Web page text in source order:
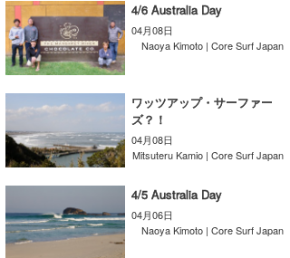
4/6 Australia Day
04月08日
Naoya Kimoto | Core Surf Japan
ワッツアップ・サーファー
ズ？！
04月08日
Mitsuteru Kamio | Core Surf Japan
4/5 Australia Day
04月06日
Naoya Kimoto | Core Surf Japan
大阪
四国
沖縄
サーファーズ
ライター/寄稿メディア